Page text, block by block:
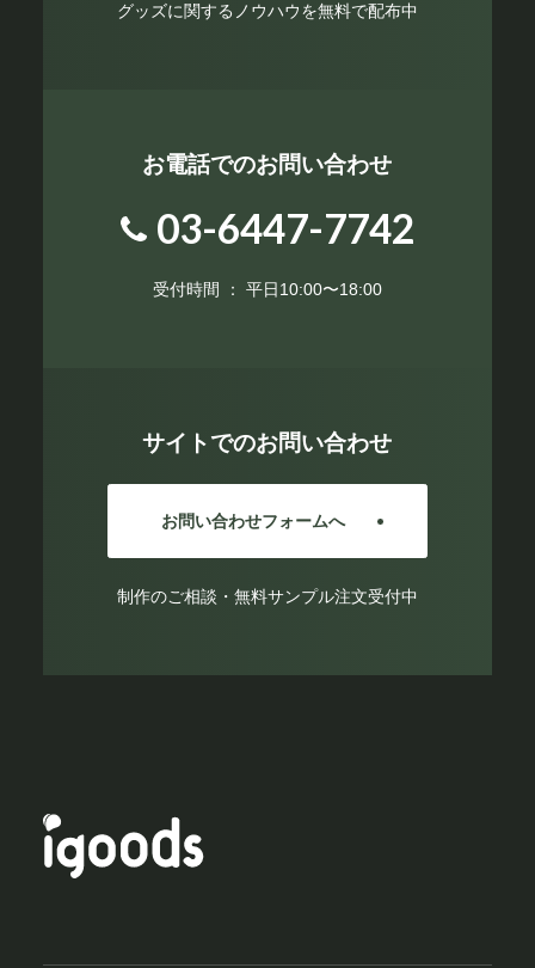
グッズに関するノウハウを無料で配布中
お電話でのお問い合わせ
03-6447-7742
受付時間 ： 平日10:00〜18:00
サイトでのお問い合わせ
お問い合わせフォームへ
制作のご相談・無料サンプル注文受付中